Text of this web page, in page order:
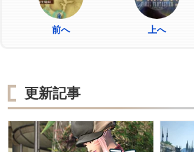
前へ 上へ
更新記事